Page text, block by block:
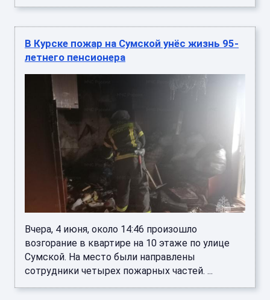
В Курске пожар на Сумской унёс жизнь 95-
летнего пенсионера
Вчера, 4 июня, около 14:46 произошло
возгорание в квартире на 10 этаже по улице
Сумской. На место были направлены
сотрудники четырех пожарных частей. ...